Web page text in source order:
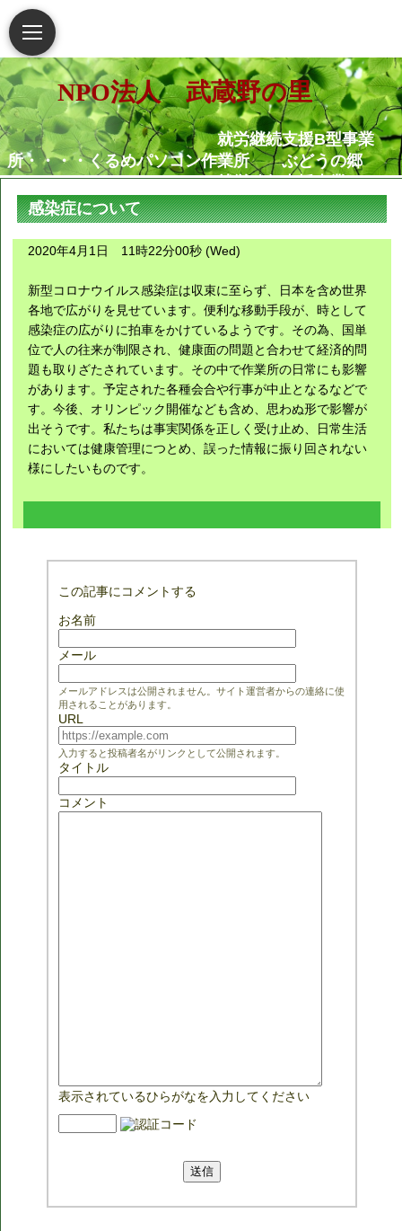
NPO法人 武蔵野の里
就労継続支援B型事業
所・・・・くるめパソコン作業所 ぶどうの郷
就労移行支援事業
所・・・・・・くるめパソコン作業所
相談支援センター武蔵野
の里
就労定着支援センターつ
ぐみ
障害がある人もない人も共に生き
られる地域社会の実現を願っています
感染症について
2020年4月1日 11時22分00秒 (Wed)
新型コロナウイルス感染症は収束に至らず、日本を含め世界
各地で広がりを見せています。便利な移動手段が、時として
感染症の広がりに拍車をかけているようです。その為、国単
位で人の往来が制限され、健康面の問題と合わせて経済的問
題も取りざたされています。その中で作業所の日常にも影響
があります。予定された各種会合や行事が中止となるなどで
す。今後、オリンピック開催なども含め、思わぬ形で影響が
出そうです。私たちは事実関係を正しく受け止め、日常生活
においては健康管理につとめ、誤った情報に振り回されない
様にしたいものです。
この記事にコメントする
お名前
メール
メールアドレスは公開されません。サイト運営者からの連絡に使
用されることがあります。
URL
入力すると投稿者名がリンクとして公開されます。
タイトル
コメント
表示されているひらがなを入力してください